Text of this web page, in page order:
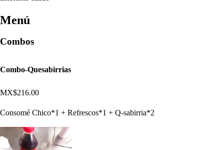
Menú
Combos
Combo-Quesabirrias
MX$216.00
Consomé Chico*1 + Refrescos*1 + Q-sabirria*2